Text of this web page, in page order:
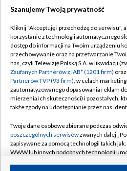
TVP
Abonament TVP
Emisja w TVP
Centrum informacji TVP
Naziemna Telewizja Cyfrowa
Rada Programowa
System NOS
Informacje o nadawcy
Regulamin
Polityka
Moje
Pomoc
Kontakt
Kanały
Szanujemy Twoją prywatność
Kliknij "Akceptuję i przechodzę do serwisu",
korzystanie z technologii automatycznego
dostęp do informacji na Twoim urządzeniu
przechowywanie oraz na przetwarzanie
nas, czyli Telewizję Polską S.A. w likwidacji
Zaufanych Partnerów z IAB* (1201 firm)
Partnerów TVP (93 firm), w celach
zautomatyzowanego dopasowania reklam
mierzenia ich skuteczności) i pozostałych,
także zgody na udostępnianie przez nas
Twoje dane osobowe zbierane podczas
poszczególnych serwisówzwanych dalej
zapisywane za pomocą technologii takich
WWW lub innych podobnych technologii